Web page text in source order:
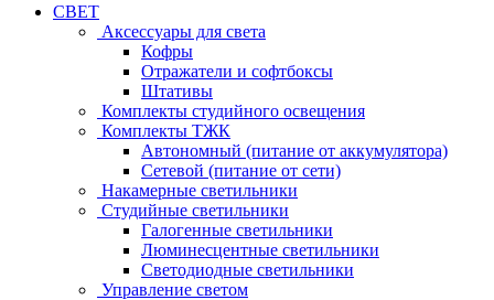
СВЕТ
Аксессуары для света
Кофры
Отражатели и софтбоксы
Штативы
Комплекты студийного освещения
Комплекты ТЖК
Автономный (питание от аккумулятора)
Сетевой (питание от сети)
Накамерные светильники
Студийные светильники
Галогенные светильники
Люминесцентные светильники
Светодиодные светильники
Управление светом